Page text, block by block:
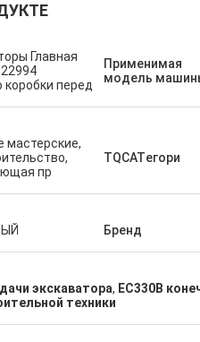
когда мне
Главная
коробки перед
Применимая
модель
мастерские,
пр
TQCATегори
Бренд
экскаватора, EC330B
техники